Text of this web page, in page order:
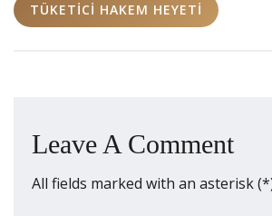
TÜKETICI HAKEM HEYETI
Leave A Comment
All fields marked with an asterisk